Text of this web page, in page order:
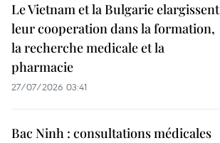
Le Vietnam et la Bulgarie elargissent
leur cooperation dans la formation,
la recherche medicale et la
pharmacie
27/07/2026 03:41
Bac Ninh : consultations médicales